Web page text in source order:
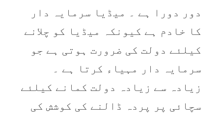
دور دورا ہے ۔ میڈیا سرمایہ دار
کا خادم ہے کیونکہ میڈیا کو چلانے
کیلئے دولت کی ضرورت ہوتی ہے جو
سرمایہ دار مہیاء کرتا ہے ۔
زیادہ سے زیادہ دولت کمانے کیلئے
سچائی پر پردہ ڈالنے کی کوشش کی